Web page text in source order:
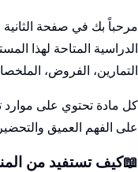
مرحباً بك في صفحة
الدراسية المتاحة لهذا
التمارين، الفروض،
كل مادة تحتوي على موارد
على الفهم العميق
📖كيف تستفيد من